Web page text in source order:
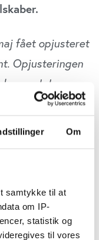
Om
samtykke til at
om IP-
statistik og
til vores
fået opjusteret
Opjusteringen
med den
Ugebrev Tax
at rapportere
samt om
–